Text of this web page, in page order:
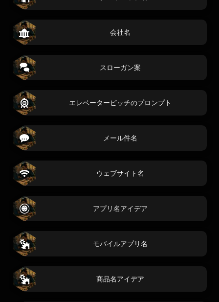
会社名
スローガン案
エレベーターピッチのプロンプト
メール件名
ウェブサイト名
アプリ名アイデア
モバイルアプリ名
商品名アイデア